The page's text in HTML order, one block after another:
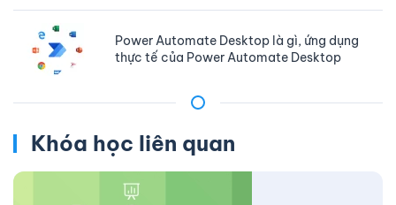
Power Automate Desktop là gì, ứng dụng
thực tế của Power Automate Desktop
Khóa học liên quan